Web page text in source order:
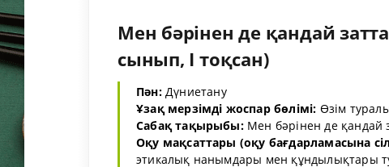
Мен бәрінен де қандай
сынып, I тоқсан)
Пән:Дүниетану
Ұзақ мерзімді жоспар бөлімі: Өзім
Сабақ тақырыбы:Мен бәрінен де қандай
Оқу мақсаттары (оқу бағдарламасына
этикалық нанымдары мен құндылықтары